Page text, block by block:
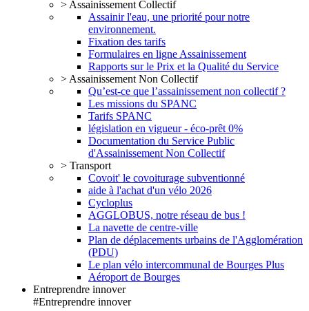
> Assainissement Collectif
Assainir l'eau, une priorité pour notre
environnement.
Fixation des tarifs
Formulaires en ligne Assainissement
Rapports sur le Prix et la Qualité du Service
> Assainissement Non Collectif
Qu’est-ce que l’assainissement non collectif ?
Les missions du SPANC
Tarifs SPANC
législation en vigueur - éco-prêt 0%
Documentation du Service Public
d'Assainissement Non Collectif
> Transport
Covoit' le covoiturage subventionné
aide à l'achat d'un vélo 2026
Cycloplus
AGGLOBUS, notre réseau de bus !
La navette de centre-ville
Plan de déplacements urbains de l'Agglomération
(PDU)
Le plan vélo intercommunal de Bourges Plus
Aéroport de Bourges
Entreprendre innover
#Entreprendre innover